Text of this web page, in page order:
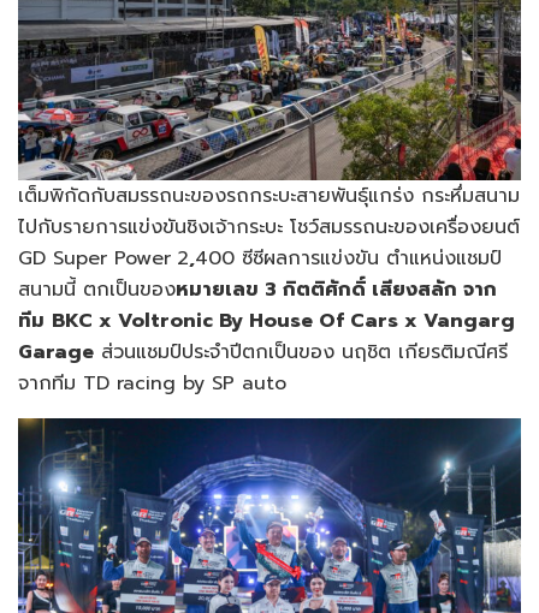
เต็มพิกัดกับสมรรถนะของรถกระบะสายพันธุ์แกร่ง กระหึ่มสนาม
ไปกับรายการแข่งขันชิงเจ้ากระบะ โชว์สมรรถนะของเครื่องยนต์
GD Super Power 2,400 ซีซีผลการแข่งขัน ตำแหน่งแชมป์
สนามนี้ ตกเป็นของหมายเลข 3 กิตติศักดิ์ เสียงสลัก จาก
ทีม BKC x Voltronic By House Of Cars x Vangarg
Garage ส่วนแชมป์ประจำปีตกเป็นของ นฤชิต เกียรติมณีศรี
จากทีม TD racing by SP auto